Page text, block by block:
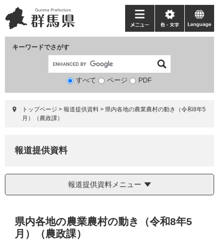
ー
ジ
ニ
ュ
て
キーワードでさがす
検
象
すべて ページ PDF
メ
ニ
ー
色・
文
language
トップページ > 報道提供資料 > 県内各地の農業農村の動き（令和8年5
月）（農政課）
報道提供資料
報道提供資料メニュー
県内各地の農業農村の動き（令和8年5
月）（農政課）